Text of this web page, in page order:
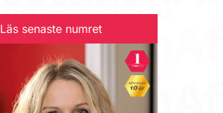
Läs senaste numret